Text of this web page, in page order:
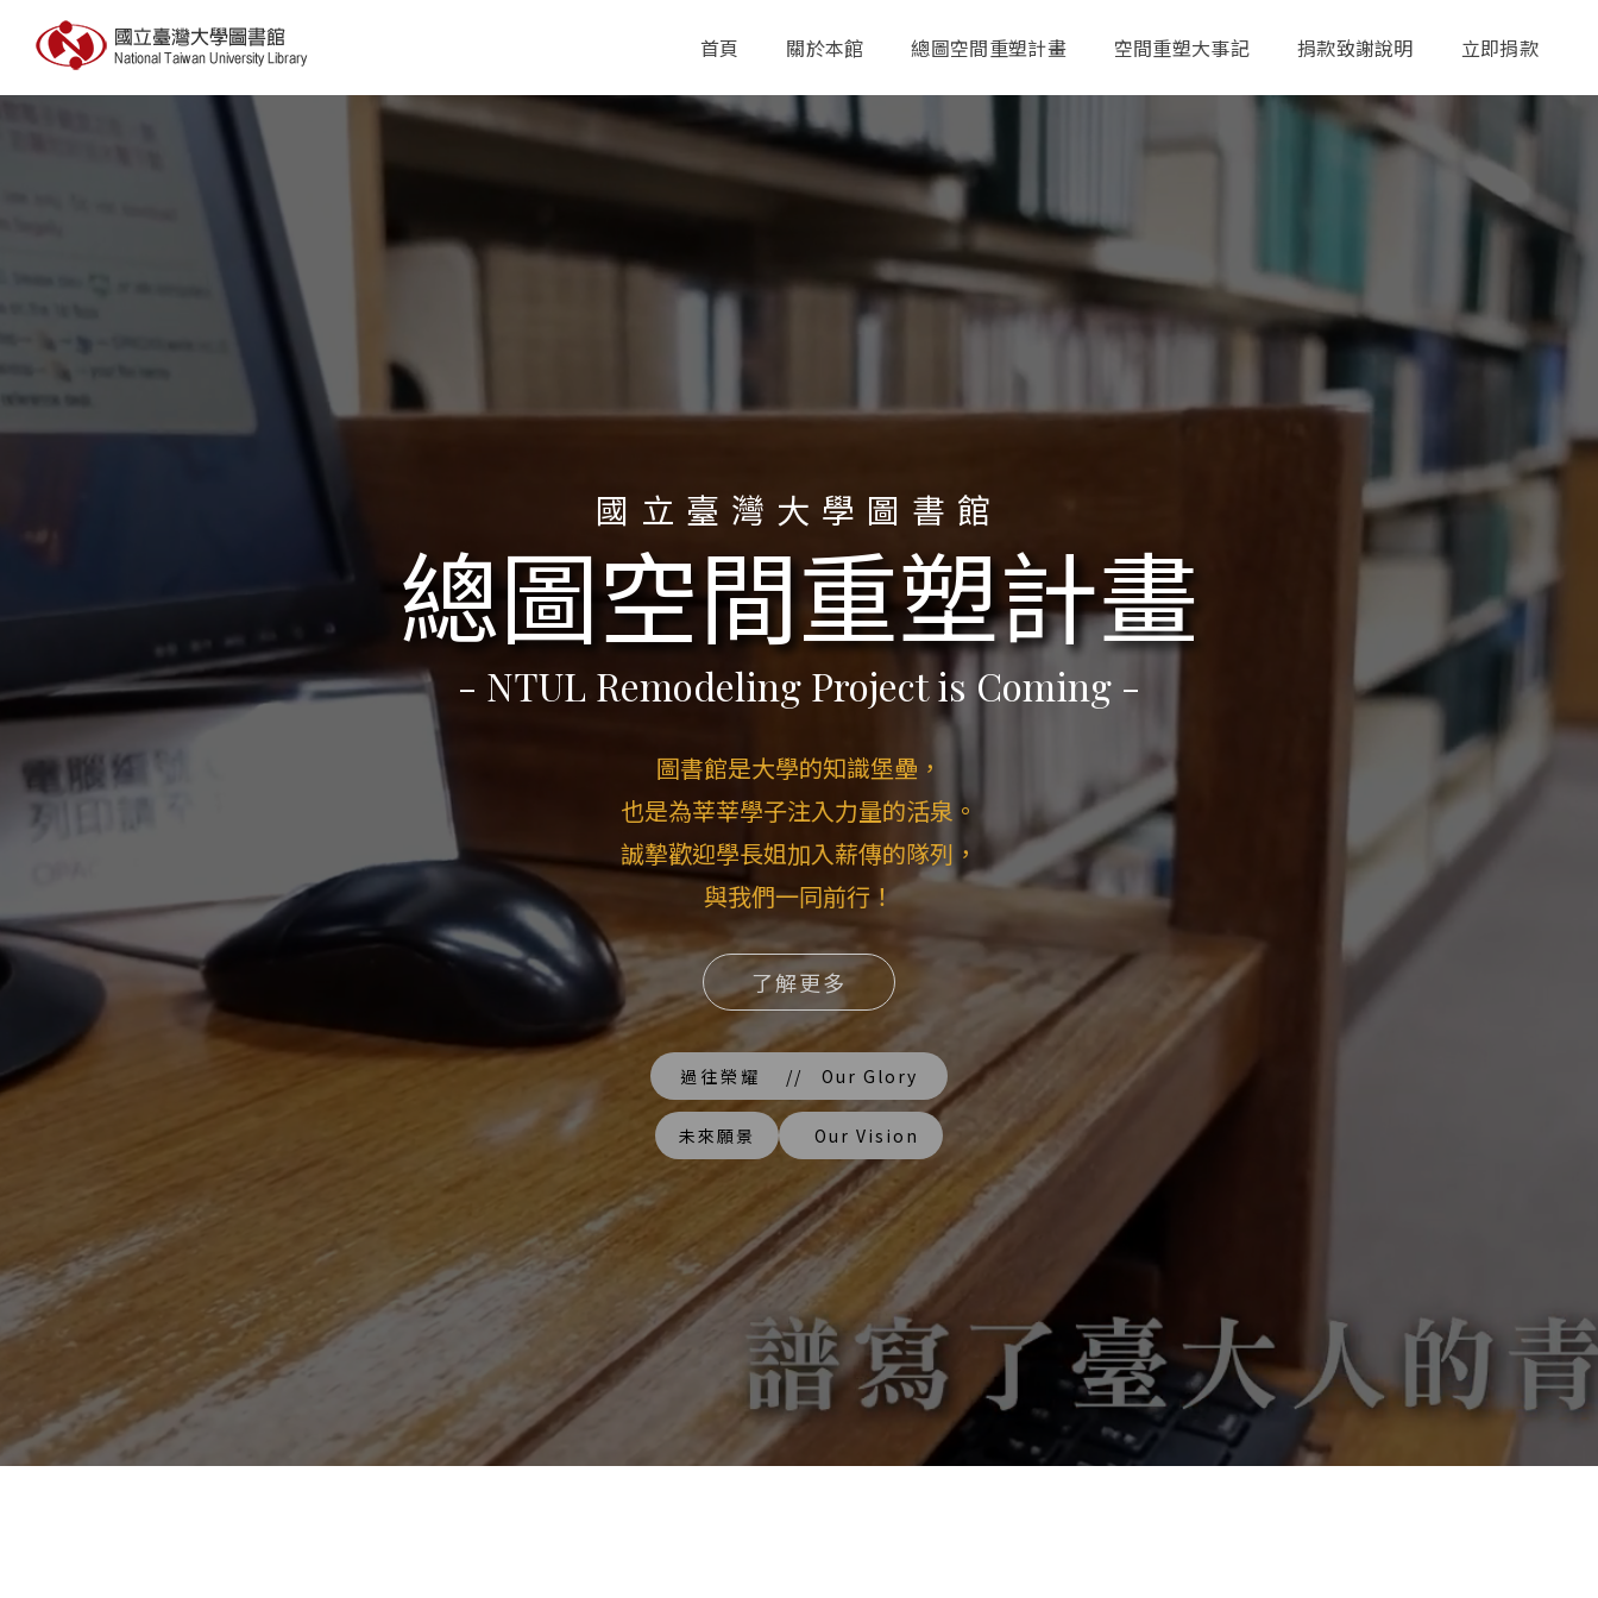
首頁 關於本館 總圖空間重塑計畫 空間重塑大事記 捐款致謝說明 立即捐款
國立臺灣大學圖書館
總圖空間重塑計畫
- NTUL Remodeling Project is Coming -
圖書館是大學的知識堡壘，
也是為莘莘學子注入力量的活泉。
誠摯歡迎學長姐加入薪傳的隊列，
與我們一同前行！
了解更多
過往榮耀 // Our Glory
未來願景 Our Vision